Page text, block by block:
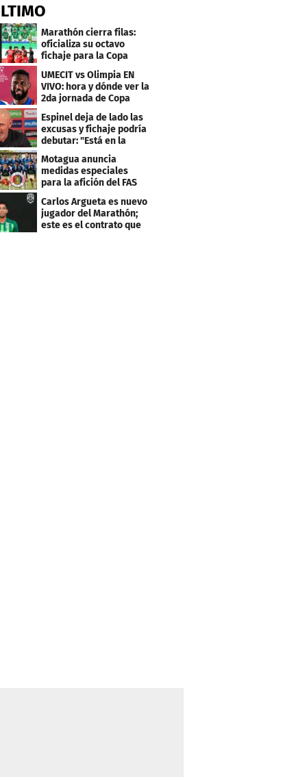
Marathón cierra filas:
oficializa su octavo
fichaje para la Copa
Centroamericana
UMECIT vs Olimpia EN
VIVO: hora y dónde ver la
2da jornada de Copa
Centroamericana
Espinel deja de lado las
excusas y fichaje podría
debutar: "Está en la
Motagua anuncia
medidas especiales
para la afición del FAS
de El Salvador
Carlos Argueta es nuevo
jugador del Marathón;
este es el contrato que